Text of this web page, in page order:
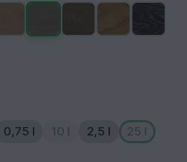
0,75 l 10 l 2,5 l 25 l